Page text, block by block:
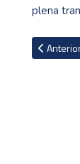
plena
Artículo